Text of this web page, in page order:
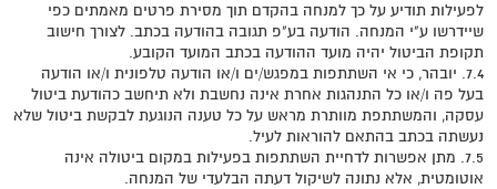
לפעילות תודיע על כך למנחה בהקדם תוך מסירת פרטים מאמתים כפי
שיידרשו ע"י המנחה. הודעה בע"פ תגובה בהודעה בכתב. לצורך חישוב
תקופת הביטול יהיה מועד ההודעה בכתב המועד הקובע.
7.4. יובהר, כי אי השתתפות במפגש/ים ו/או הודעה טלפונית ו/או הודעה
בעל פה ו/או כל התנהגות אחרת אינה נחשבת ולא תיחשב כהודעת ביטול
עסקה, והמשתתפת מוותרת מראש על כל טענה הנוגעת לבקשת ביטול שלא
נעשתה בכתב בהתאם להוראות לעיל.
7.5. מתן אפשרות לדחיית השתתפות בפעילות במקום ביטולה אינה
אוטומטית, אלא נתונה לשיקול דעתה הבלעדי של המנחה.